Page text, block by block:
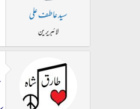
سید عاطف علی
لائبریرین